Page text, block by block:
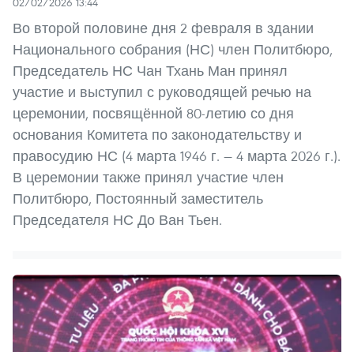
Во второй половине дня 2 февраля в здании
Национального собрания (НС) член Политбюро,
Председатель НС Чан Тхань Ман принял
участие и выступил с руководящей речью на
церемонии, посвящённой 80-летию со дня
основания Комитета по законодательству и
правосудию НС (4 марта 1946 г. — 4 марта 2026 г.).
В церемонии также принял участие член
Политбюро, Постоянный заместитель
Председателя НС До Ван Тьен.